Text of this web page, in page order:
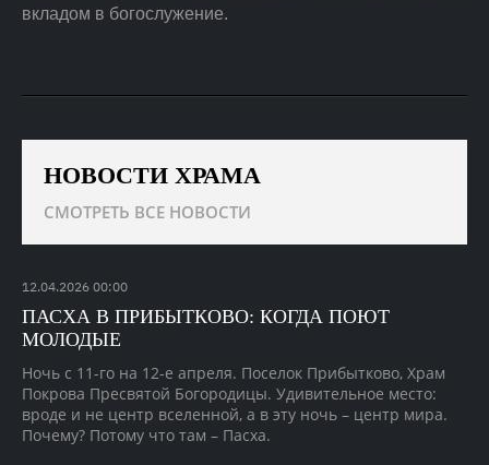
вкладом в богослужение.
НОВОСТИ ХРАМА
СМОТРЕТЬ ВСЕ НОВОСТИ
12.04.202600:00
ПАСХА В ПРИБЫТКОВО: КОГДА ПОЮТ
МОЛОДЫЕ
Ночь с 11-го на 12-е апреля. Поселок Прибытково, Храм
Покрова Пресвятой Богородицы. Удивительное место:
вроде и не центр вселенной, а в эту ночь – центр мира.
Почему? Потому что там – Пасха.